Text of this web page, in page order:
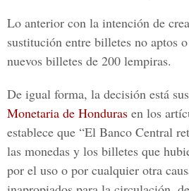
Lo anterior con la intención de
sustitución entre billetes no aptos
nuevos billetes de 200 lempiras.
De igual forma, la decisión está
Monetaria de Honduras en los
establece que “El Banco Central
las monedas y los billetes que
por el uso o por cualquier otra